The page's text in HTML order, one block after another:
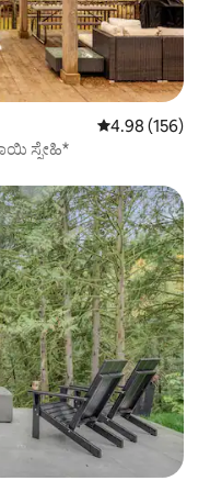
5 ರಲ್ಲಿ 4.98
4.98 (156)
ಸ್ನೇಹಿ*